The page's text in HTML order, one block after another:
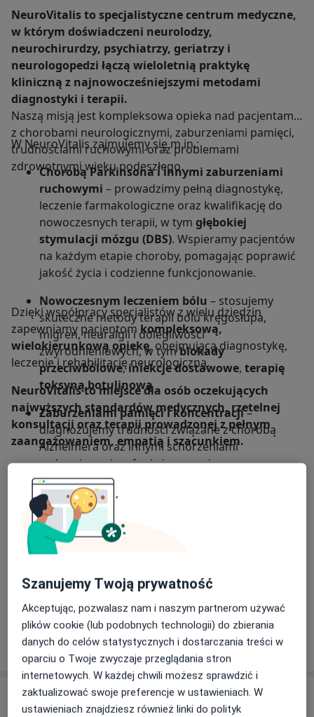
Apomorfina działa szybko i pomaga zmniejszyć
okresy „OFF”, poprawiając płynność ruchów i
komfort codziennego funkcjonowania. Terapia
może być podawana w formie wstrzyknięć
doraźnych lub ciągłej infuzji podskórnej, co
pozwala precyzyjnie dopasować leczenie do
potrzeb pacjenta.
To ważna opcja terapeutyczna dla osób, które
mimo leczenia doświadczają sztywności,
spowolnienia lub nagłych pogorszeń stanu
ruchowego.
Więcej informacji znajdziesz tutaj
NeuroVitalis to specjalistyczne centrum medyczne,
w którym doświadczeni neurolodzy,
neurochirurdzy, psychiatrzy, geriatrzy i
neurologopedzi łączą wieloletnią praktykę
kliniczną z najnowocześniejszymi metodami
diagnostyki i terapii.
Naszą misją jest kompleksowa opieka nad pacjentami
z chorobami neurologicznymi, zaburzeniami pamięci,
trudnościami ruchowymi oraz problemami
zdrowotnymi wieku podeszłego.
W NeuroVitalis zajmujemy się m.in.:
Chorobą Parkinsona i innymi zaburzeniami
ruchowymi – prowadzimy pełną diagnostykę,
leczenie farmakologiczne oraz kwalifikację do
nowoczesnych terapii, w tym głębokiej
stymulacji mózgu (DBS). Wspieramy pacjentów
na każdym etapie choroby, pomagając poprawić
jakość życia i codzienne funkcjonowanie.
Nowoczesnym leczeniem bólu – stosujemy
skuteczne metody terapii bólu kręgosłupa,
migren, neuralgii i dolegliwości
zwyrodnieniowych, w tymblokady
przeciwbólowe,iniekcje dostawowe, terapię
toksyną botulinową
Zaburzeniami pamięci i koncentracji–
diagnozujemy trudności związane z chorobą
Alzheimera oraz innymi schorzeniami
wpływającymi na funkcjonowanie poznawcze.
Oferujemy opiekę psychiatryczną, neurologiczną
i neurologopedyczną, aby jak najpełniej wspierać
pacjenta i jego bliskich.
Zaburzeniami nastroju i lękowymi
często towarzyszą chorobom neurologicznym
lub pojawiają się w wieku podeszłym —
oferujemy profesjonalną opiekę psychiatryczną i
psychogeriatryczną.
Trudnościami komunikacyjnymi i
poznawczymi, które wymagają wsparcia
neurologopedycznego — pracujemy z pacjentami
po udarach, z chorobami neurodegeneracyjnymi
oraz zaburzeniami mowy i pamięci.
Dzięki współpracy specjalistów z wielu dziedzin
zapewniamy pacjentom kompleksową,
wielokierunkową opiekę, obejmującą diagnostykę,
leczenie i rehabilitację neurologiczną.
NeuroVitalis to miejsce dla osób oczekujących
najwyższych standardów medycznych, rzetelnej
konsultacji oraz terapii prowadzonej z pełnym
zaangażowaniem, empatią i szacunkiem.
O nas
Nasze specjalizacje
Neurologia Neurochirurgia
Zobacz więcej
Usługi
Szanujemy Twoją prywatność
Akceptując, pozwalasz nam i naszym partnerom używać
plików cookie (lub podobnych technologii) do zbierania
danych do celów statystycznych i dostarczania treści w
oparciu o Twoje zwyczaje przeglądania stron
internetowych. W każdej chwili możesz sprawdzić i
zaktualizować swoje preferencje w ustawieniach. W
ustawieniach znajdziesz również linki do polityk